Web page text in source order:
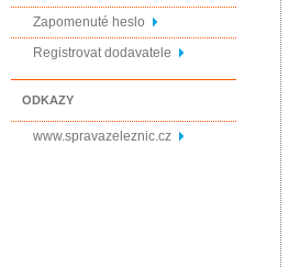
Zapomenuté heslo
Registrovat dodavatele
ODKAZY
www.spravazeleznic.cz